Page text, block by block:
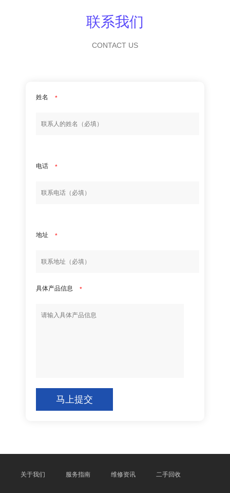
联系我们
CONTACT US
姓名 *
电话 *
地址 *
具体产品信息 *
马上提交
关于我们 服务指南 维修资讯 二手回收